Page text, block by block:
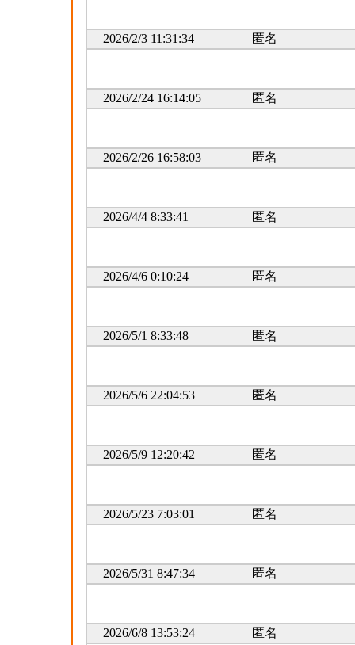
2026/2/3 11:31:34 匿名
2026/2/24 16:14:05 匿名
2026/2/26 16:58:03 匿名
2026/4/4 8:33:41 匿名
2026/4/6 0:10:24 匿名
2026/5/1 8:33:48 匿名
2026/5/6 22:04:53 匿名
2026/5/9 12:20:42 匿名
2026/5/23 7:03:01 匿名
2026/5/31 8:47:34 匿名
2026/6/8 13:53:24 匿名